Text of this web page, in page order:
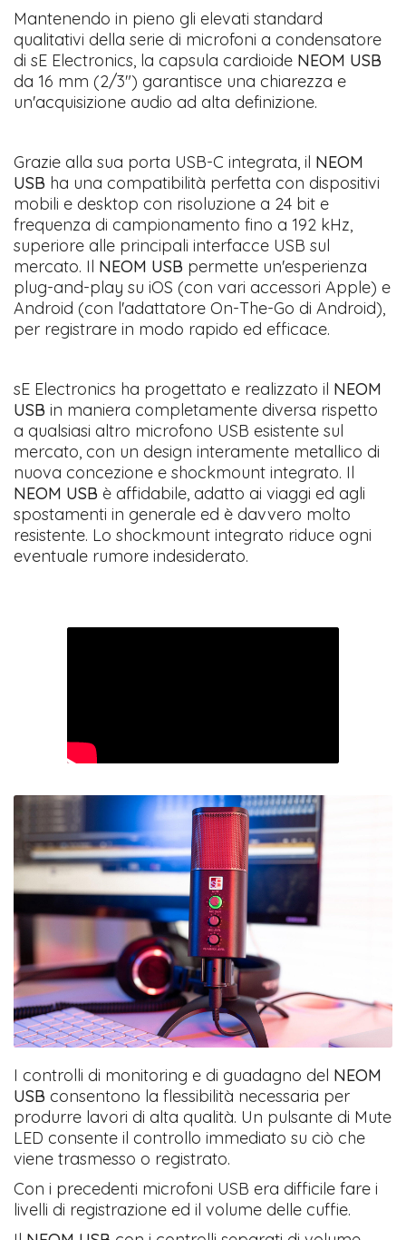
Mantenendo in pieno gli elevati standard
qualitativi della serie di microfoni a condensatore
di sE Electronics, la capsula cardioide NEOM USB
da 16 mm (2/3") garantisce una chiarezza e
un'acquisizione audio ad alta definizione.
Grazie alla sua porta USB-C integrata, il NEOM
USB ha una compatibilità perfetta con dispositivi
mobili e desktop con risoluzione a 24 bit e
frequenza di campionamento fino a 192 kHz,
superiore alle principali interfacce USB sul
mercato. Il NEOM USB permette un'esperienza
plug-and-play su iOS (con vari accessori Apple) e
Android (con l'adattatore On-The-Go di Android),
per registrare in modo rapido ed efficace.
sE Electronics ha progettato e realizzato il NEOM
USB in maniera completamente diversa rispetto
a qualsiasi altro microfono USB esistente sul
mercato, con un design interamente metallico di
nuova concezione e shockmount integrato. Il
NEOM USB è affidabile, adatto ai viaggi ed agli
spostamenti in generale ed è davvero molto
resistente. Lo shockmount integrato riduce ogni
eventuale rumore indesiderato.
I controlli di monitoring e di guadagno del NEOM
USB consentono la flessibilità necessaria per
produrre lavori di alta qualità. Un pulsante di Mute
LED consente il controllo immediato su ciò che
viene trasmesso o registrato.
Con i precedenti microfoni USB era difficile fare i
livelli di registrazione ed il volume delle cuffie.